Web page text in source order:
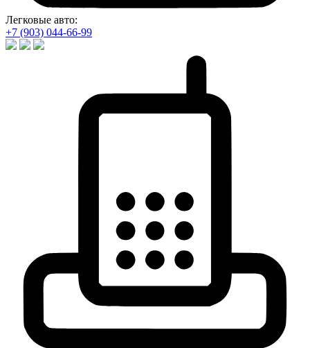
Легковые авто:
+7 (903) 044-66-99